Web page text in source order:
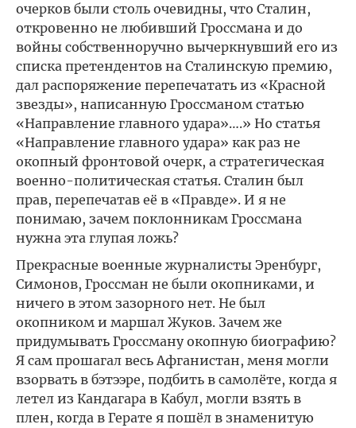
очерков были столь очевидны, что Сталин,
откровенно не любивший Гроссмана и до
войны собственноручно вычеркнувший его из
списка претендентов на Сталинскую премию,
дал распоряжение перепечатать из «Красной
звезды», написанную Гроссманом статью
«Направление главного удара»….» Но статья
«Направление главного удара» как раз не
окопный фронтовой очерк, а стратегическая
военно-политическая статья. Сталин был
прав, перепечатав её в «Правде». И я не
понимаю, зачем поклонникам Гроссмана
нужна эта глупая ложь?
Прекрасные военные журналисты Эренбург,
Симонов, Гроссман не были окопниками, и
ничего в этом зазорного нет. Не был
окопником и маршал Жуков. Зачем же
придумывать Гроссману окопную биографию?
Я сам прошагал весь Афганистан, меня могли
взорвать в бэтээре, подбить в самолёте, когда я
летел из Кандагара в Кабул, могли взять в
плен, когда в Герате я пошёл в знаменитую